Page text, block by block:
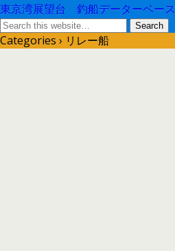
東京湾展望台 釣船データーベース
Categories › リレー船